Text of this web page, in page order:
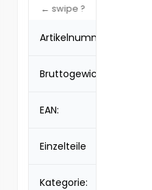
Artikelnummer:
Bruttogewicht:
EAN:
Einzelteile
Kategorie: